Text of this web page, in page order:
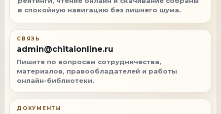
в спокойную навигацию без лишнего шума.
СВЯЗЬ
admin@chitaionline.ru
Пишите по вопросам сотрудничества,
материалов, правообладателей и работы
онлайн-библиотеки.
ДОКУМЕНТЫ